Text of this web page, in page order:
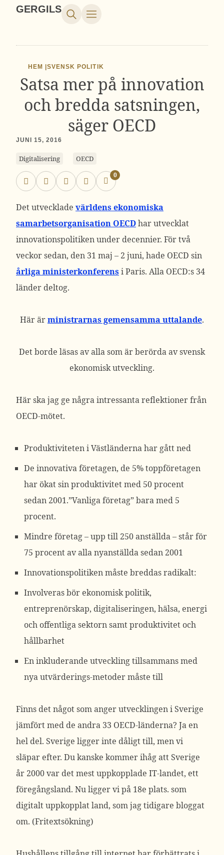
GERGILS
HEM |SVENSK POLITIK
Satsa mer på innovation
och bredda satsningen,
säger OECD
JUNI 15, 2016
Digitalisering OECD
0
Det utvecklade världens ekonomiska
samarbetsorganisation OECDhar utvecklat
innovationspolitiken under decennier. För två
veckor sedan, den 31 maj – 2 juni, hade OECD sin
årliga ministerkonferensi Paris. Alla OECD:s 34
länder deltog.
Här ärministrarnas gemensamma uttalande.
Det borde läsas av alla som är berörda av svensk
ekonomisk utveckling.
Här ska jag ge några intressanta reflektioner från
OECD-mötet.
Produktiviteten i Västländerna har gått ned
De innovativa företagen, de 5% toppföretagen
har ökat sin produktivitet med 50 procent
sedan 2001.”Vanliga företag” bara med 5
procent.
Mindre företag – upp till 250 anställda – står för
75 procent av alla nyanställda sedan 2001
Innovationspolitiken måste breddas radikalt:
Involveras bör ekonomisk politik,
entreprenörskap, digitaliseringen, hälsa, energi
och offentliga sektorn samt produktivitet och
hållbarhet
En inkluderande utveckling tillsammans med
nya utvärderings-metoder måste till
Finns det något som anger utvecklingen i Sverige
jämfört med de andra 33 OECD-länderna? Ja en
hel del. Sverige ligger inte dåligt till, men vi
släpar efter. Du kanske kommer ihåg att Sverige
år 2000 var det mest uppkopplade IT-landet, ett
föregångsland. Nu ligger vi på 18e plats. som
digitalt uppkopplat land, som jag tidigare bloggat
om. (Fritextsökning)